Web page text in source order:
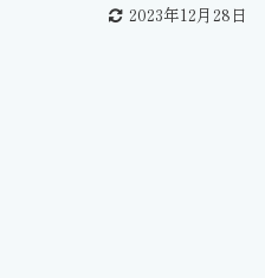
2023年12月28日